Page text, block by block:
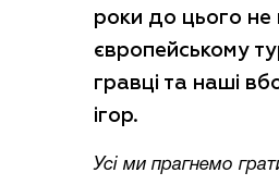
роки до цього
європейському
гравці та наші
ігор.
Усі ми прагнемо